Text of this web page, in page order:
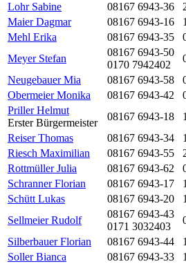
Lohr Sabine
08167 6943-36
Maier Dagmar
08167 6943-16
Mehl Erika
08167 6943-35
Meyer Stefan
08167 6943-50
0170 7942402
Neugebauer Mia
08167 6943-58
Obermeier Monika
08167 6943-42
Priller Helmut
Erster Bürgermeister
08167 6943-18
Reiser Thomas
08167 6943-34
Riesch Maximilian
08167 6943-55
Rottmüller Julia
08167 6943-62
Schranner Florian
08167 6943-17
Schütt Lukas
08167 6943-20
Sellmeier Rudolf
08167 6943-43
0171 3032403
Silberbauer Florian
08167 6943-44
Soller Bianca
08167 6943-33